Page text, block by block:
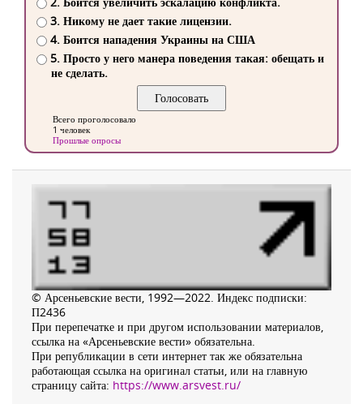
3. Никому не дает такие лицензии.
4. Боится нападения Украины на США
5. Просто у него манера поведения такая: обещать и
не сделать.
Всего проголосовало
1 человек
Прошлые опросы
© Арсеньевские вести, 1992—2022. Индекс подписки:
П2436
При перепечатке и при другом использовании материалов,
ссылка на «Арсеньевские вести» обязательна.
При републикации в сети интернет так же обязательна
работающая ссылка на оригинал статьи, или на главную
страницу сайта: https://www.arsvest.ru/